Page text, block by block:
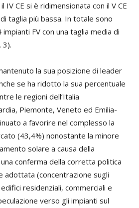
IV CE si è ridimensionata con il V CE
taglia più bassa. In totale sono
FV con una taglia media di
3).
la sua posizione di leader
se ha ridotto la sua percentuale
le regioni dell’Italia
Piemonte, Veneto ed Emilia-
a favorire nel complesso la
(43,4%) nonostante la minore
solare a causa della
conferma della corretta politica
adottata (concentrazione sugli
residenziali, commerciali e
verso gli impianti sul